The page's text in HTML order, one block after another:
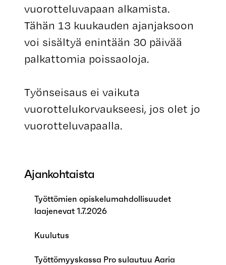
Ajankohtaista
Työttömien opiskelumahdollisuudet
laajenevat 1.7.2026
Kuulutus
Työttömyyskassa Pro sulautuu Aaria
vuorotteluvapaan alkamista.
Tähän 13 kuukauden ajanjaksoon
voi sisältyä enintään 30 päivää
palkattomia poissaoloja.
Työnseisaus ei vaikuta
vuorottelukorvaukseesi, jos olet jo
vuorotteluvapaalla.